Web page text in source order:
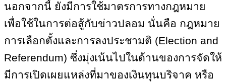
นอกจากนี้ ยังมีการใช้มาตรการทางกฎหมาย
เพื่อใช้ในการต่อสู้กับข่าวปลอม นั่นคือ กฎหมาย
การเลือกตั้งและการลงประชามติ (Election and
Referendum) ซึ่งมุ่งเน้นไปในด้านของการจัดให้
มีการเปิดเผยแหล่งที่มาของเงินทุนบริจาค หรือ